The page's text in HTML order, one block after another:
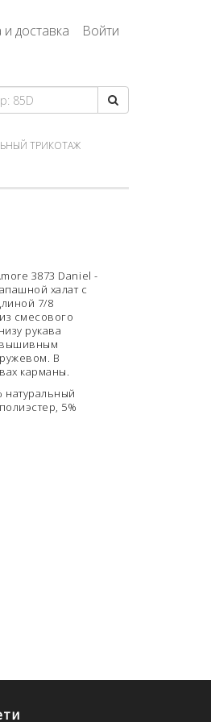
доставка Войти
ТРИКОТАЖ
3873 Daniel -
халат с
7/8
смесового
рукава
В
карманы.
натуральный
5%